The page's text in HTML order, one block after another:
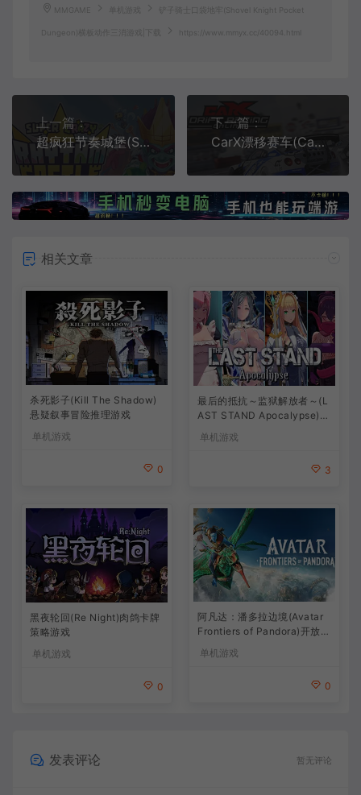
MMGAME 铲子骑士口袋地牢(Shovel Knight Pocket
Dungeon)横板动作三消游戏|下载 https://www.mmyx.cc/40094.html
上一篇：
超疯狂节奏城堡(SUPER CRAZY RHYTHM CASTLE)派对解谜音乐游戏|下载
下一篇：
CarX漂移赛车(CarX Drift Racing Online)简中|PC|RAC|赛车漂移竞速游戏
相关文章
杀死影子(Kill The Shadow)
悬疑叙事冒险推理游戏
单机游戏
0
最后的抵抗～监狱解放者～(L
AST STAND Apocalypse)卡
单机游戏
3
黑夜轮回(Re Night)肉鸽卡牌
策略游戏
单机游戏
0
阿凡达：潘多拉边境(Avatar
Frontiers of Pandora)开放世
界冒险游戏
单机游戏
0
发表评论 暂无评论